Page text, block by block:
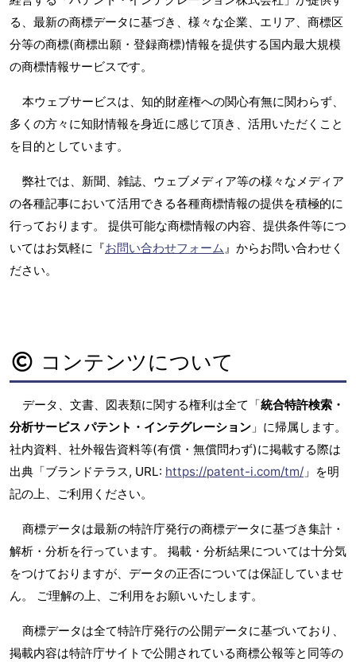
る、最新の商標データに基づき、様々な企業、エリア、商標区
分等の商標(商標出願・登録商標)情報を提供する国内最大規模
の商標情報サービスです。
本ウェブサービスは、知的財産権への関心有無に関わらず、
多くの方々に知財情報を身近に感じて頂き、活用いただくこと
を目的としています。
弊社では、新聞、雑誌、ウェブメディア等の様々なメディア
の各種記事において活用できる各種商標情報の提供を積極的に
行っております。 提供可能な商標情報の内容、提供条件等につ
いてはお気軽に『お問い合わせフォーム』からお問い合わせく
ださい。
コンテンツについて
データ、文書、図表類に関する権利は全て「統合特許検索・
分析サービス パテント・インテグレーション 」に帰属します。
社内資料、社外報告資料等(有償・無償問わず)に掲載する際は
出典「ブランドテラス, URL: https://patent-i.com/tm/ 」を明
記の上、ご利用ください。
商標データは最新の特許庁発行の商標データに基づき集計・
解析・分析を行っています。 掲載・分析結果については十分気
をつけておりますが、データの正否については保証していませ
ん。 ご理解の上、ご利用をお願いいたします。
商標データは全て特許庁発行の公開データに基づいており、
掲載内容は特許庁サイトで公開されている商標公報等と同等の